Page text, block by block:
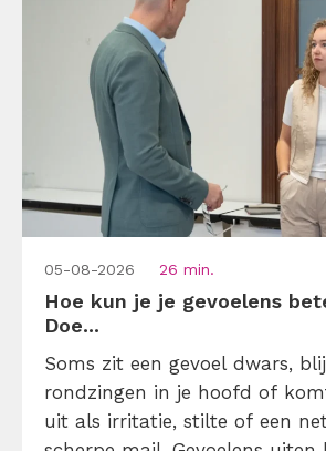
05-08-2026 26 min.
Hoe kun je je gevoelens
Doe...
Soms zit een gevoel dwars,
rondzingen in je hoofd of
uit als irritatie, stilte of een